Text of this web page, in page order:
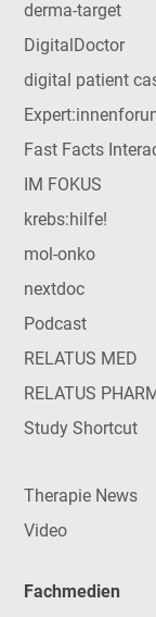
derma-target
DigitalDoctor
digital patient
Fast Facts
IM FOKUS
krebs:hilfe!
mol-onko
nextdoc
Podcast
RELATUS MED
RELATUS
Study Shortcut
Therapie News
Video
Fachmedien